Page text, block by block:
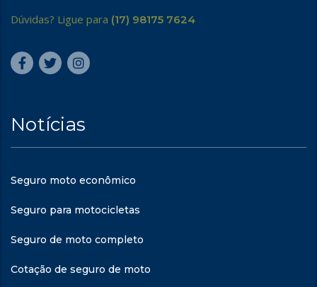
Dúvidas? Ligue para (17) 98175 7624
Notícias
Seguro moto econômico
Seguro para motocicletas
Seguro de moto completo
Cotação de seguro de moto